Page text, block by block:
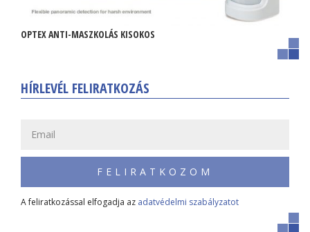
OPTEX ANTI-MASZKOLÁS KISOKOS
HÍRLEVÉL FELIRATKOZÁS
FELIRATKOZOM
A feliratkozással elfogadja az adatvédelmi szabályzatot